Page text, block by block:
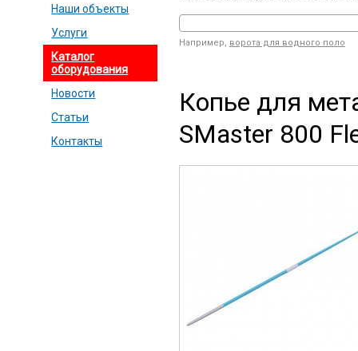
Наши объекты
Услуги
Каталог
оборудования
Новости
Статьи
Контакты
Например, ворота для водного поло
Копье для
SMaster 800